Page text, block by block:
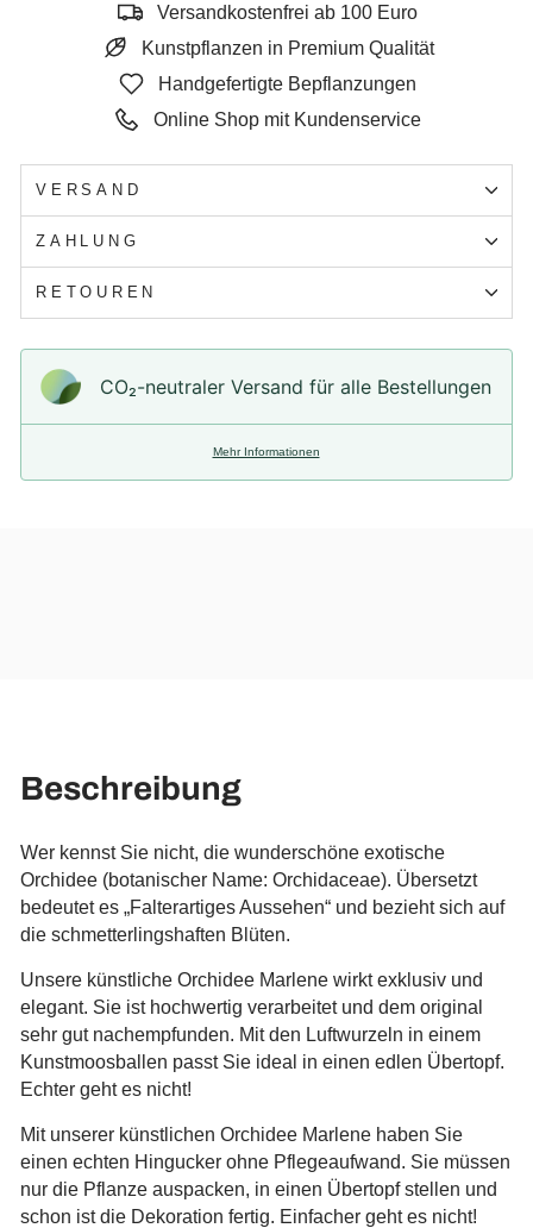
Versandkostenfrei ab 100 Euro
Kunstpflanzen in Premium Qualität
Handgefertigte Bepflanzungen
Online Shop mit Kundenservice
VERSAND
ZAHLUNG
RETOUREN
CO₂-neu­t­raler Versand für alle Bestellungen
Mehr Informationen
Beschreibung
Wer kennst Sie nicht, die wunderschöne exotische
Orchidee (botanischer Name: Orchidaceae). Übersetzt
bedeutet es „Falterartiges Aussehen“ und bezieht sich auf
die schmetterlingshaften Blüten.
Unsere künstliche Orchidee Marlene wirkt exklusiv und
elegant. Sie ist hochwertig verarbeitet und dem original
sehr gut nachempfunden. Mit den Luftwurzeln in einem
Kunstmoosballen passt Sie ideal in einen edlen Übertopf.
Echter geht es nicht!
Mit unserer künstlichen Orchidee Marlene haben Sie
einen echten Hingucker ohne Pflegeaufwand. Sie müssen
nur die Pflanze auspacken, in einen Übertopf stellen und
schon ist die Dekoration fertig. Einfacher geht es nicht!